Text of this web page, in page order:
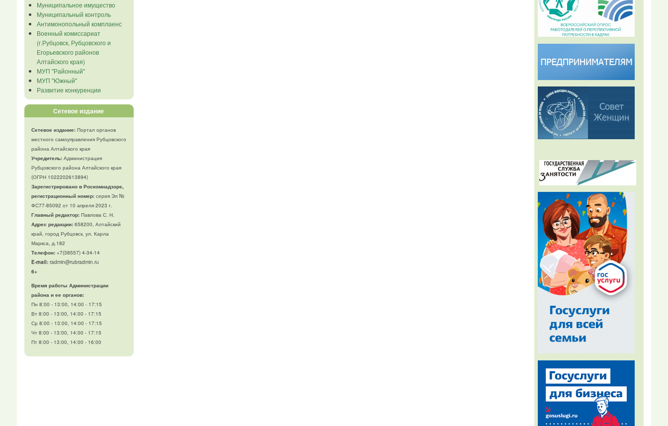
Муниципальное имущество
Муниципальный контроль
Антимонопольный комплаенс
Военный комиссариат
(г.Рубцовск, Рубцовского и
Егорьевского районов
Алтайского края)
МУП "Районный"
МУП "Южный"
Развитие конкуренции
Сетевое издание
Сетевое издание:Портал органов
местного самоуправления Рубцовского
района Алтайского края
Учредитель:Администрация
Рубцовского района Алтайского края
(ОГРН 1022202613894)
Зарегистрировано в Роскомнадзоре,
регистрационный номер:серия Эл №
ФС77-85092 от 10 апреля 2023 г.
Главный редактор:Павлова С. Н.
Адрес редакции:658200, Алтайский
край, город Рубцовск, ул. Карла
Маркса, д.182
Телефон:+7(38557) 4-34-14
E-mail:radmin@rubradmin.ru
6+
Время работы Администрации
района и ее органов:
Пн 8:00 - 13:00, 14:00 - 17:15
Вт 8:00 - 13:00, 14:00 - 17:15
Ср 8:00 - 13:00, 14:00 - 17:15
Чт 8:00 - 13:00, 14:00 - 17:15
Пт 8:00 - 13:00, 14:00 - 16:00